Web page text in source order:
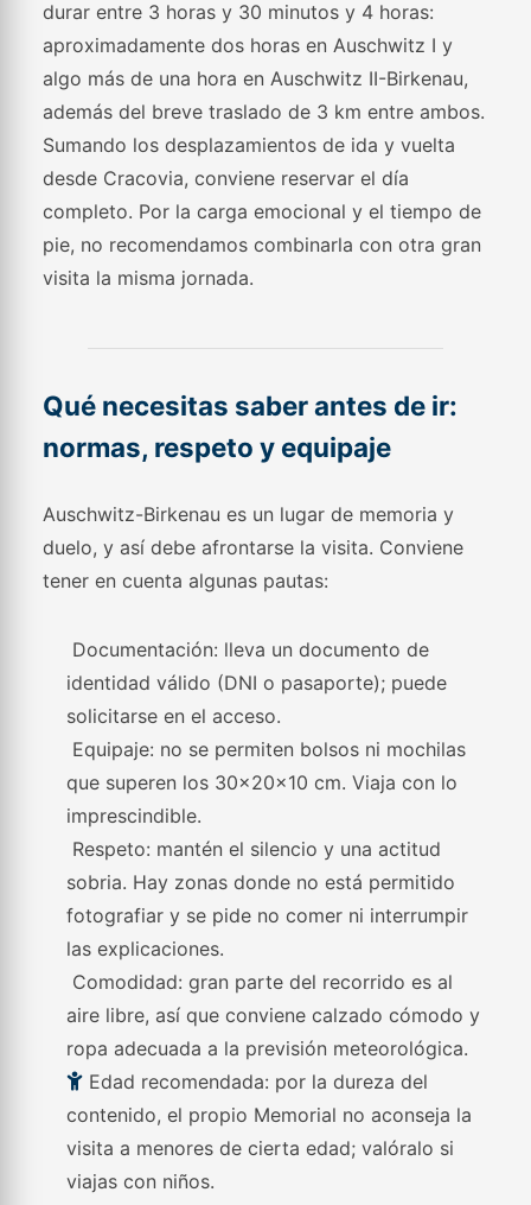
durar entre 3 horas y 30 minutos y 4 horas:
aproximadamente dos horas en Auschwitz I y
algo más de una hora en Auschwitz II-Birkenau,
además del breve traslado de 3 km entre ambos.
Sumando los desplazamientos de ida y vuelta
desde Cracovia, conviene reservar el día
completo. Por la carga emocional y el tiempo de
pie, no recomendamos combinarla con otra gran
visita la misma jornada.
Qué necesitas saber antes de ir:
normas, respeto y equipaje
Auschwitz-Birkenau es un lugar de memoria y
duelo, y así debe afrontarse la visita. Conviene
tener en cuenta algunas pautas:
Documentación: lleva un documento de
identidad válido (DNI o pasaporte); puede
solicitarse en el acceso.
Equipaje: no se permiten bolsos ni mochilas
que superen los 30x20x10 cm. Viaja con lo
imprescindible.
Respeto: mantén el silencio y una actitud
sobria. Hay zonas donde no está permitido
fotografiar y se pide no comer ni interrumpir
las explicaciones.
Comodidad: gran parte del recorrido es al
aire libre, así que conviene calzado cómodo y
ropa adecuada a la previsión meteorológica.
Edad recomendada: por la dureza del
contenido, el propio Memorial no aconseja la
visita a menores de cierta edad; valóralo si
viajas con niños.